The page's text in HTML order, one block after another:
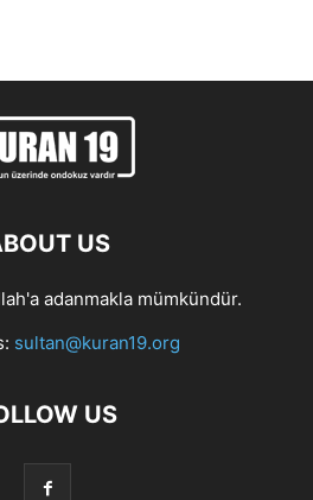
US
adanmakla mümkündür.
sultan@kuran19.org
US